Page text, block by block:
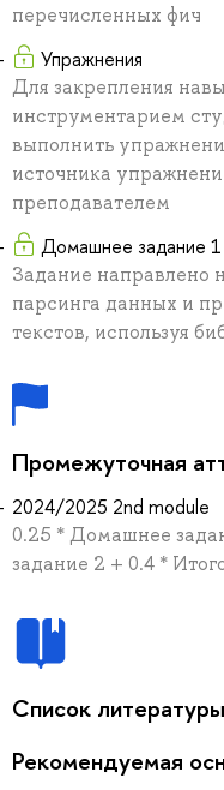
перечисленных фич
Упражнения
Для закрепления
инструментарием
выполнить
источника
преподавателем
Домашнее задание 1
Задание направлено
парсинга данных и
текстов, используя
Промежуточная
2024/2025 2nd module
0.25 * Домашнее
задание 2 + 0.4 *
Список литературы
Рекомендуемая